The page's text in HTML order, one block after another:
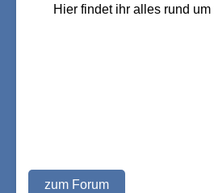
Hier findet ihr alles rund
zum Forum